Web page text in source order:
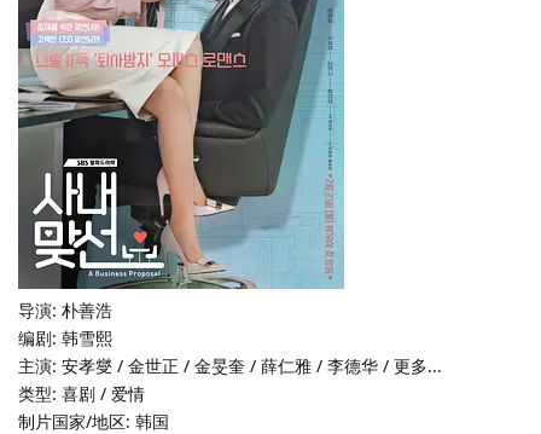
导演: 朴善浩
编剧: 韩雪熙
主演: 安孝燮 / 金世正 / 金旻奎 / 薛仁雅 / 李德华 / 更多...
类型: 喜剧 / 爱情
制片国家/地区: 韩国